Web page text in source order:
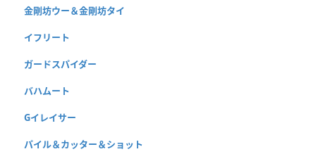
金剛坊ウー＆金剛坊タイ
イフリート
ガードスパイダー
バハムート
Gイレイサー
パイル＆カッター＆ショット